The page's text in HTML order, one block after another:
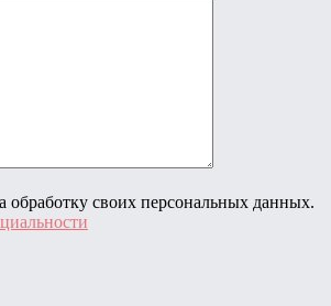
обработку своих персональных данных.